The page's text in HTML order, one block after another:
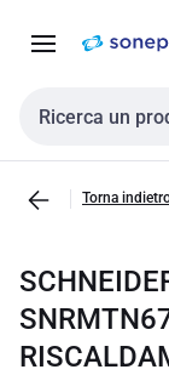
navigazione alla
Cerca input
Torna